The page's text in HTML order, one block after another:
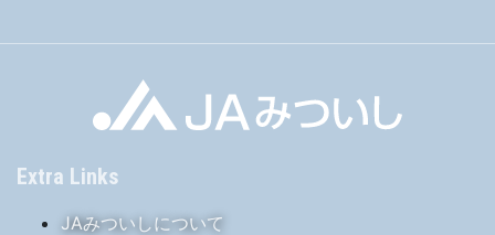
Extra Links
JAみついしについて